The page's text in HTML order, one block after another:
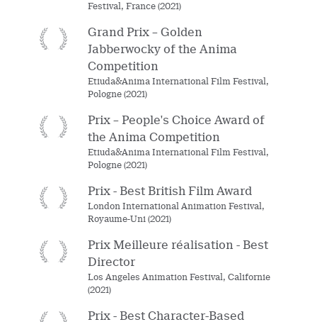
Festival, France (2021)
Grand Prix – Golden
Jabberwocky of the Anima
Competition
Etiuda&Anima International Film Festival,
Pologne (2021)
Prix – People's Choice Award of
the Anima Competition
Etiuda&Anima International Film Festival,
Pologne (2021)
Prix - Best British Film Award
London International Animation Festival,
Royaume-Uni (2021)
Prix Meilleure réalisation - Best
Director
Los Angeles Animation Festival, Californie
(2021)
Prix - Best Character-Based